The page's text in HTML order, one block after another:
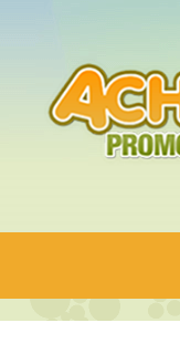
conteúdo